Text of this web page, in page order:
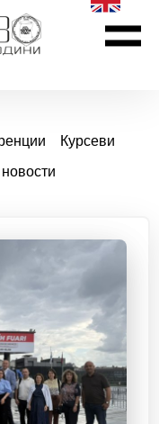
Курсеви
новости